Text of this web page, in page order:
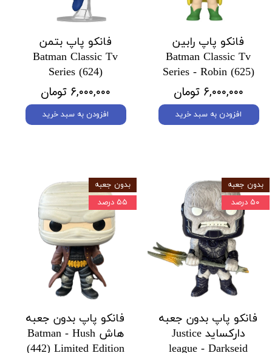
فانکو پاپ رابین
Batman Classic Tv
Series - Robin (625)
۶,۰۰۰,۰۰۰ تومان
افزودن به سبد خرید
فانکو پاپ بتمن
Batman Classic Tv
Series (624)
۶,۰۰۰,۰۰۰ تومان
افزودن به سبد خرید
فانکو پاپ بدون جعبه
دارکساید Justice
league - Darkseid
بدون جعبه
۵۰ درصد
فانکو پاپ بدون جعبه
هاش Batman - Hush
(442) Limited Edition
بدون جعبه
۵۵ درصد